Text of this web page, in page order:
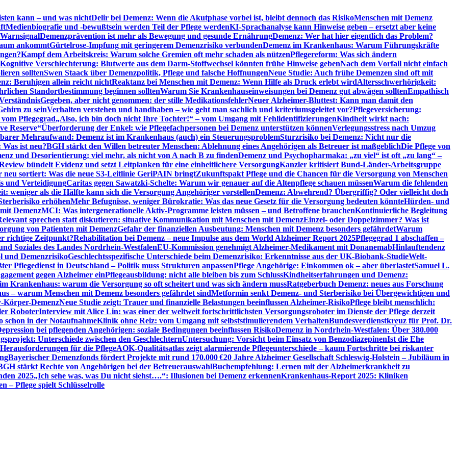
kann – und was nichtDelir bei Demenz: Wenn die Akutphase vorbei ist, bleibt dennoch das RisikoMenschen mit Demenz
Medienbiografie und -bewußtsein werden Teil der Pflege werdenKI-Sprachanalyse kann Hinweise geben – ersetzt aber keine
Demenzprävention ist mehr als Bewegung und gesunde ErnährungDemenz: Wer hat hier eigentlich das Problem?
ankommtGürtelrose-Impfung mit geringerem Demenzrisiko verbundenDemenz im Krankenhaus: Warum Führungskräfte
Kampf dem Arbeitskreis: Warum solche Gremien oft mehr schaden als nützenPflegereform: Was sich ändern
Kognitive Verschlechterung: Blutwerte aus dem Darm-Stoffwechsel könnten frühe Hinweise gebenNach dem Vorfall nicht einfach
solltenSwen Staack über Demenzpolitik, Pflege und falsche HoffnungenNeue Studie: Auch frühe Demenzen sind oft mit
Beruhigen allein reicht nichtReaktanz bei Menschen mit Demenz: Wenn Hilfe als Druck erlebt wirdAltersschwerhörigkeit:
Standortbestimmung beginnen solltenWarum Sie Krankenhauseinweisungen bei Demenz gut abwägen solltenEmpathisch
Gegeben, aber nicht genommen: der stille MedikationsfehlerNeuer Alzheimer-Bluttest: Kann man damit den
zu seinVerhalten verstehen und handhaben – wie geht man sachlich und kriteriumsgeleitet vor?Pflegeversicherung:
Pflegegrad„Also, ich bin doch nicht Ihre Tochter!“ – vom Umgang mit FehlidentifizierungenKindheit wirkt nach:
Reserve“Überforderung der Enkel: wie Pflegefachpersonen bei Demenz unterstützen könnenVerlegungsstress nach Umzug
Mehraufwand: Demenz ist im Krankenhaus (auch) ein SteuerungsproblemSturzrisiko bei Demenz: Nicht nur die
ist neu?BGH stärkt den Willen betreuter Menschen: Ablehnung eines Angehörigen als Betreuer ist maßgeblichDie Pflege von
und Desorientierung: viel mehr, als nicht von A nach B zu findenDemenz und Psychopharmaka: „zu viel“ ist oft „zu lang“ –
bündelt Evidenz und setzt Leitplanken für eine einheitlichere VersorgungKanzler kritisiert Bund-Länder-Arbeitsgruppe
neu sortiert: Was die neue S3-Leitlinie GeriPAIN bringtZukunftspakt Pflege und die Chancen für die Versorgung von Menschen
und VerteidigungCaritas gegen Sawatzki-Schelte: Warum wir genauer auf die Altenpflege schauen müssenWarum die fehlenden
weniger als die Hälfte kann sich die Versorgung Angehöriger vorstellenDemenz: Abwehrend? Übergriffig? Oder vielleicht doch
erhöhenMehr Befugnisse, weniger Bürokratie: Was das neue Gesetz für die Versorgung bedeuten könnteHürden- und
DemenzMCI: Was intergenerationelle Aktiv-Programme leisten müssen – und Betroffene brauchenKontinuierliche Begleitung
sprechen statt diskutieren: situative Kommunikation mit Menschen mit DemenzEinzel- oder Doppelzimmer? Was ist
von Patienten mit DemenzGefahr der finanziellen Ausbeutung: Menschen mit Demenz besonders gefährdetWarum
richtige Zeitpunkt?Rehabilitation bei Demenz – neue Impulse aus dem World Alzheimer Report 2025Pflegegrad 1 abschaffen –
Soziales des Landes Nordrhein-WestfalenEU-Kommission genehmigt Alzheimer-Medikament mit DonanemabHinlauftendenz
und DemenzrisikoGeschlechtsspezifische Unterschiede beim Demenzrisiko: Erkenntnisse aus der UK-Biobank-StudieWelt-
Pflegedienst in Deutschland – Politik muss Strukturen anpassenPflege Angehörige: Einkommen ok – aber überlastetSamuel L.
gegen Alzheimer einPflegeausbildung: nicht alle bleiben bis zum SchlussKindheitserfahrungen und Demenz:
Krankenhaus: warum die Versorgung so oft scheitert und was sich ändern mussRatgeberbuch Demenz: neues aus Forschung
– warum Menschen mit Demenz besonders gefährdet sindMetformin senkt Demenz- und Sterberisiko bei Übergewichtigen und
Körper-DemenzNeue Studie zeigt: Trauer und finanzielle Belastungen beeinflussen Alzheimer-RisikoPflege bleibt menschlich:
RoboterInterview mit Alice Lin: was einer der weltweit fortschrittlichsten Versorgungsroboter im Dienste der Pflege derzeit
schon in der NotaufnahmeKlinik ohne Reiz: vom Umgang mit selbststimulierendem VerhaltenBundesverdienstkreuz für Prof. Dr.
bei pflegenden Angehörigen: soziale Bedingungen beeinflussen RisikoDemenz in Nordrhein-Westfalen: Über 380.000
Unterschiede zwischen den GeschlechternUntersuchung: Vorsicht beim Einsatz von BenzodiazepinenIst die Ehe
für die PflegeAOK-Qualitätsatlas zeigt alarmierende Pflegeunterschiede – kaum Fortschritte bei riskanter
Bayerischer Demenzfonds fördert Projekte mit rund 170.000 €20 Jahre Alzheimer Gesellschaft Schleswig-Holstein – Jubiläum in
stärkt Rechte von Angehörigen bei der BetreuerauswahlBuchempfehlung: Lernen mit der Alzheimerkrankheit zu
2025„Ich sehe was, was Du nicht siehst….“: Illusionen bei Demenz erkennenKrankenhaus-Report 2025: Kliniken
– Pflege spielt Schlüsselrolle